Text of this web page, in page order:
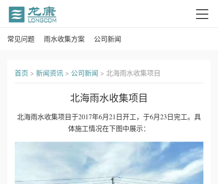
首
关
常见问题 雨水收集方案 公司新闻
首页 > 新闻资讯 > 公司新闻 > 北海雨水收集项目
北海雨水收集项目
北海雨水收集项目于2017年6月21日开工，于6月23日完工。具
体施工情况在下图中展示：